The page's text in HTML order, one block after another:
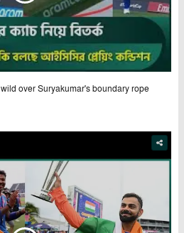
over Suryakumar's boundary rope